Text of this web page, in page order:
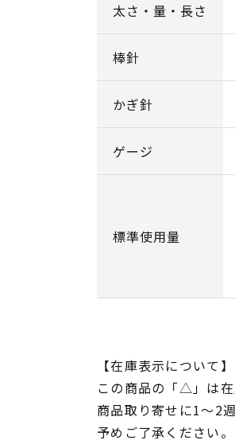
太さ・量・長さ
棒針
かぎ針
ゲージ
標準使用量
【在庫表示について】
この商品の「△」は在
商品取り寄せに1～2
予めご了承ください。